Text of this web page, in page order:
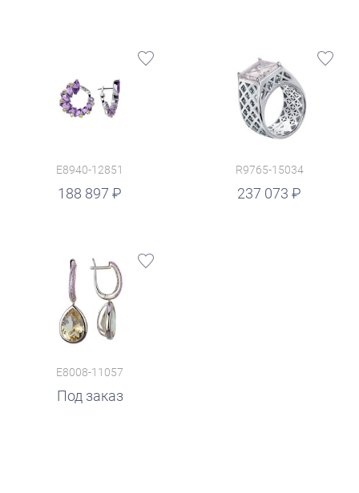
E8940-12851
188 897
R9765-15034
237 073
руб.
E8008-11057
Под заказ